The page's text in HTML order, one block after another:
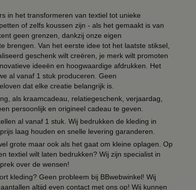
in het transformeren van textiel tot unieke
of zelfs koussen zijn - als het gemaakt is van
geen grenzen, dankzij onze eigen
brengen. Van het eerste idee tot het laatste stiksel,
geschenk wilt creëren, je merk wilt promoten
ideeën en hoogwaardige afdrukken. Het
al vanaf 1 stuk produceren. Geen
dat elke creatie belangrijk is.
als kraamcadeau, relatiegeschenk, verjaardag,
persoonlijk en origineel cadeau te geven.
al vanaf 1 stuk. Wij bedrukken de kleding in
laag houden en snelle levering garanderen.
grote maar ook als het gaat om kleine oplagen. Op
textiel wilt laten bedrukken? Wij zijn specialist in
over de wensen!
kleding? Geen probleem bij BBwebwinkel! Wij
altijd even contact met ons op! Wij kunnen